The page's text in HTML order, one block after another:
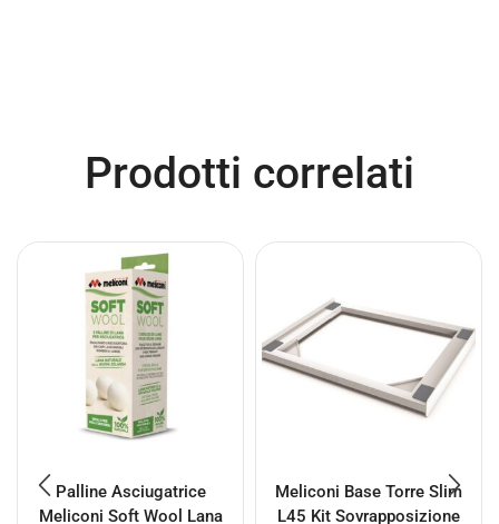
Prodotti correlati
Palline Asciugatrice
Meliconi Soft Wool Lana
Meliconi Base Torre Slim
L45 Kit Sovrapposizione